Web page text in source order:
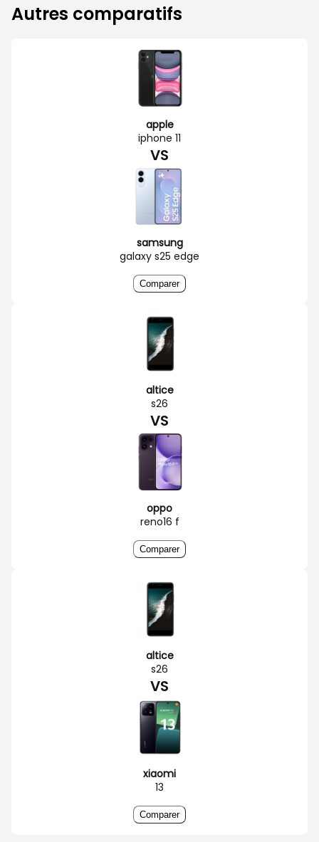
Autres comparatifs
apple
iphone 11
VS
samsung
galaxy s25 edge
Comparer
altice
s26
VS
oppo
reno16 f
Comparer
altice
s26
VS
xiaomi
13
Comparer